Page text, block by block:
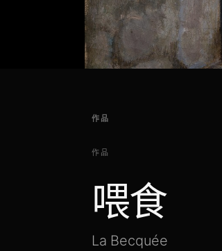
作品
作品
喂食
La Becquée